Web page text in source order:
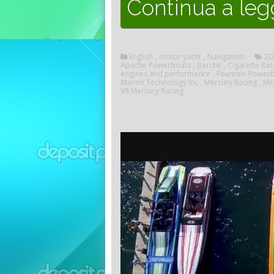
Continua a
English , motor yacht , Navigation
Apache Powerboats , Barche , Cigarette
engines and performance , Fountain
Marine Technology Inc , Mercury Racing ,
V8 Mercury Racing